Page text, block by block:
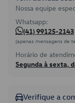
Nossa equipe
Whatsapp:
(41) 99125-2143
(apenas mensagens de
Horário de
Segunda à sexta,
Verifique a